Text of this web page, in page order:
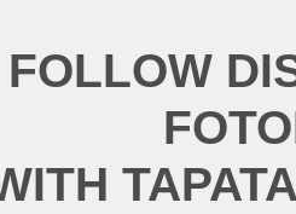
FOLLOW